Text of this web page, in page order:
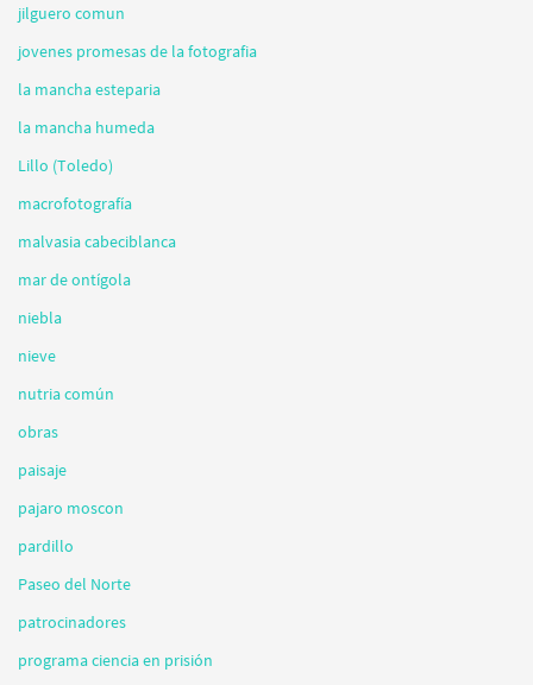
jilguero comun
jovenes promesas de la fotografia
la mancha esteparia
la mancha humeda
Lillo (Toledo)
macrofotografía
malvasia cabeciblanca
mar de ontígola
niebla
nieve
nutria común
obras
paisaje
pajaro moscon
pardillo
Paseo del Norte
patrocinadores
programa ciencia en prisión